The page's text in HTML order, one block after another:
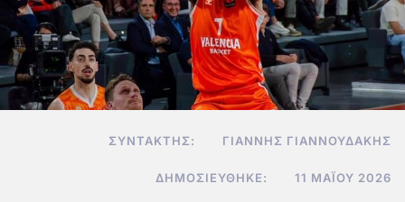
ΣΥΝΤΆΚΤΗΣ: ΓΙΆΝΝΗΣ ΓΙΑΝΝΟΥΔΆΚΗΣ
ΔΗΜΟΣΙΕΎΘΗΚΕ: 11 ΜΑΪ́ΟΥ 2026